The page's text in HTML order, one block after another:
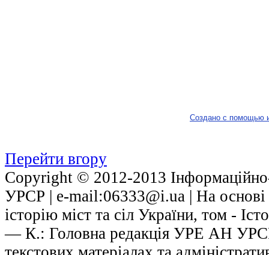
Создано с помощью
Перейти вгору
Copyright © 2012-2013 Інформаційно-
УРСР | е-mail:06333@i.ua | На основі
історію міст та сіл України, том -
— К.: Головна редакція УРЕ АН